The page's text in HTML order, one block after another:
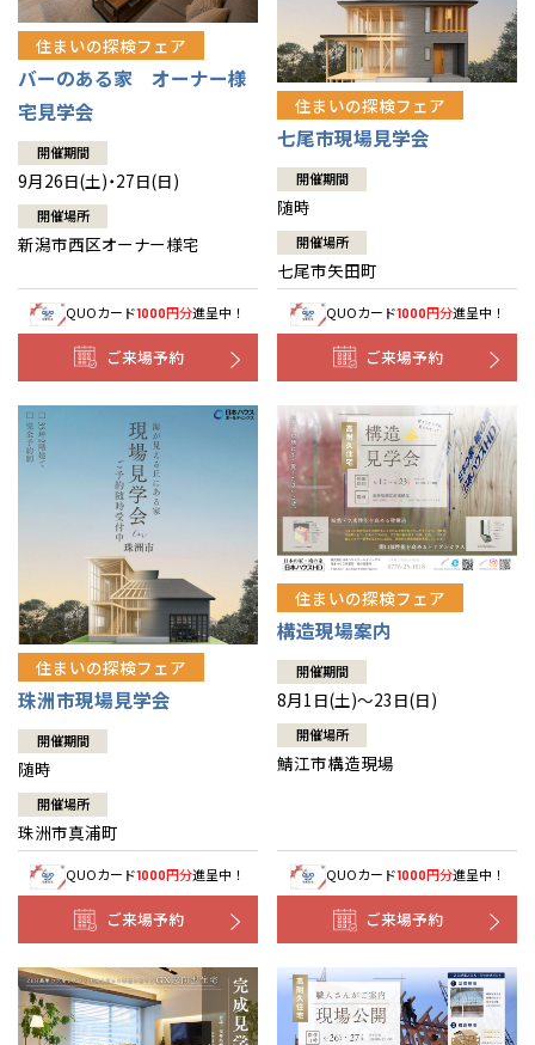
住まいの探検フェア
バーのある家 オーナー様
宅見学会
開催期間
9月26日(土)・27日(日)
開催場所
新潟市西区オーナー様宅
QUOカード1000円分進呈中！
ご来場予約
住まいの探検フェア
七尾市現場見学会
開催期間
随時
開催場所
七尾市矢田町
QUOカード1000円分進呈中！
ご来場予約
住まいの探検フェア
珠洲市現場見学会
開催期間
随時
開催場所
珠洲市真浦町
QUOカード1000円分進呈中！
ご来場予約
住まいの探検フェア
構造現場案内
開催期間
8月1日(土)～23日(日)
開催場所
鯖江市構造現場
QUOカード1000円分進呈中！
ご来場予約